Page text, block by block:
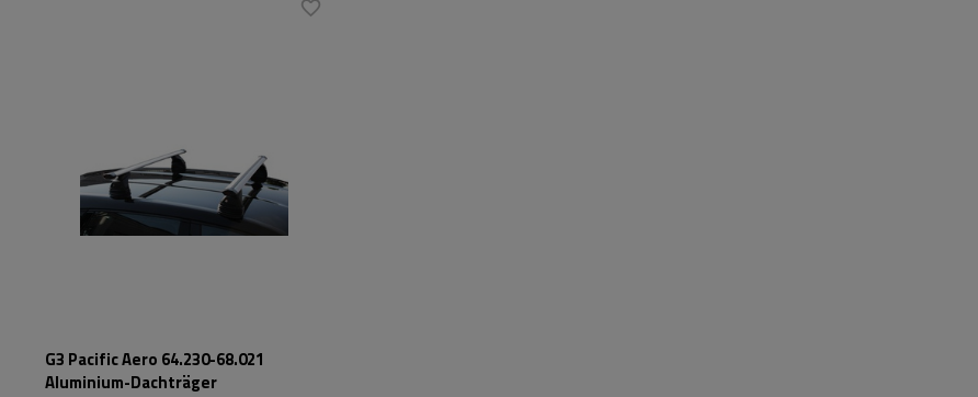
G3 Pacific Aero 64.230-68.021
Aluminium-Dachträger